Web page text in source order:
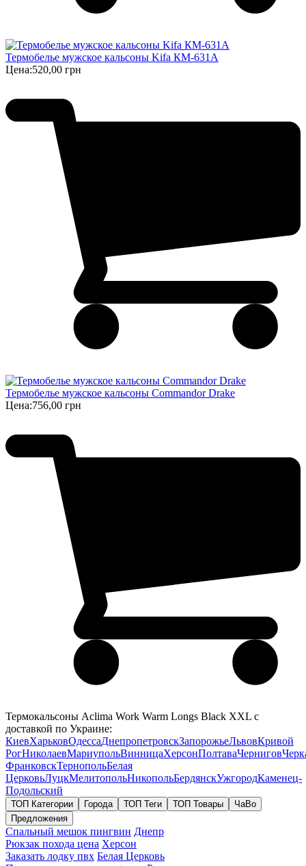
Термобелье мужское кальсоны Kifa КМ-631А
Цена:520,00 грн
Термобелье мужское кальсоны Commandor Drake
Цена:756,00 грн
Термокальсоны Aclima Work Warm Longs Black XXL с
доставкой по Украине:
КиевХарьковОдессаДнепропетровскЗапорожьеЛьвовКривой
РогНиколаевМариупольВинницаХерсонПолтаваЧернигов
ФранковскТернопольБелая
ЦерковьЛуцкМелитопольНикопольБердянскУжгородКаменец-
Подольский
ТОП Категории Города ТОП Теги ТОП Товары
ЧаВо
Предложения
Спальный мешок пингвин Днепр
Рюкзак похода цена Херсон
Заказать лодку пвх Белая Церковь